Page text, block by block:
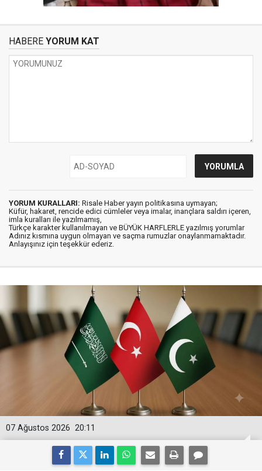
HABERE YORUM KAT
YORUM KURALLARI: Risale Haber yayın politikasına uymayan;
Küfür, hakaret, rencide edici cümleler veya imalar, inançlara saldırı içeren,
imla kuralları ile yazılmamış,
Türkçe karakter kullanılmayan ve BÜYÜK HARFLERLE yazılmış yorumlar
Adınız kısmına uygun olmayan ve saçma rumuzlar onaylanmamaktadır.
Anlayışınız için teşekkür ederiz.
20:11
07 Ağustos 2026